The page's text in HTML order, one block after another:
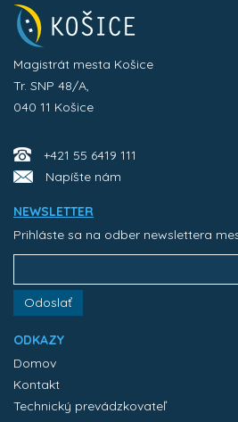
Magistrát mesta Košice
Tr. SNP 48/A,
040 11 Košice
+421 55 6419 111
Napíšte nám
NEWSLETTER
Prihláste sa na odber newslettera
Odoslať
ODKAZY
Domov
Kontakt
Technický prevádzkovateľ